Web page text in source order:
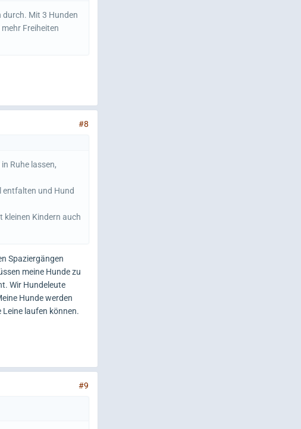
durch. Mit 3 Hunden
Freiheiten
#8
Ruhe lassen,
entfalten und Hund
kleinen Kindern auch
Spaziergängen
meine Hunde zu
Wir Hundeleute
Hunde werden
Leine laufen können.
#9